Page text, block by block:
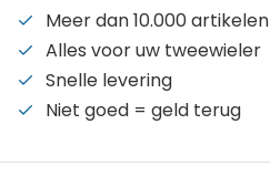
Meer dan 10.000 artikelen
Alles voor uw tweewieler
Snelle levering
Niet goed = geld terug